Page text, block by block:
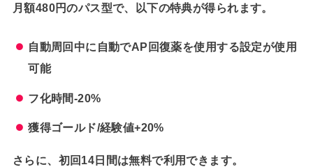
月額480円のパス型で、以下の特典が得られます。
自動周回中に自動でAP回復薬を使用する設定が使用
可能
フ化時間-20%
獲得ゴールド/経験値+20%
さらに、初回14日間は無料で利用できます。